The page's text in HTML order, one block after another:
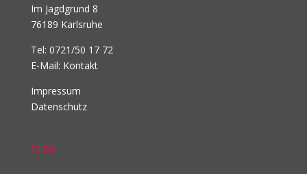
Im Jagdgrund 8
76189 Karlsruhe
Tel: 0721/50 17 72
E-Mail: Kontakt
Impressum
Datenschutz
Anfahrt